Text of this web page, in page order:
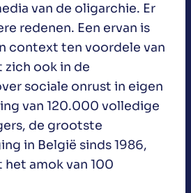
van de oligarchie. Er
redenen. Een ervan is
context ten voordele van
zich ook in de
sociale onrust in eigen
van 120.000 volledige
de grootste
in België sinds 1986,
amok van 100